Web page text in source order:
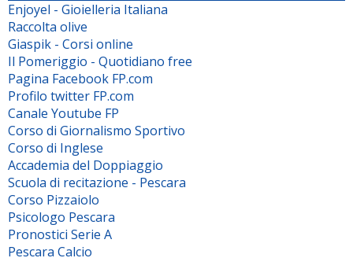
Enjoyel - Gioielleria Italiana
Raccolta olive
Giaspik - Corsi online
Il Pomeriggio - Quotidiano free
Pagina Facebook FP.com
Profilo twitter FP.com
Canale Youtube FP
Corso di Giornalismo Sportivo
Corso di Inglese
Accademia del Doppiaggio
Scuola di recitazione - Pescara
Corso Pizzaiolo
Psicologo Pescara
Pronostici Serie A
Pescara Calcio